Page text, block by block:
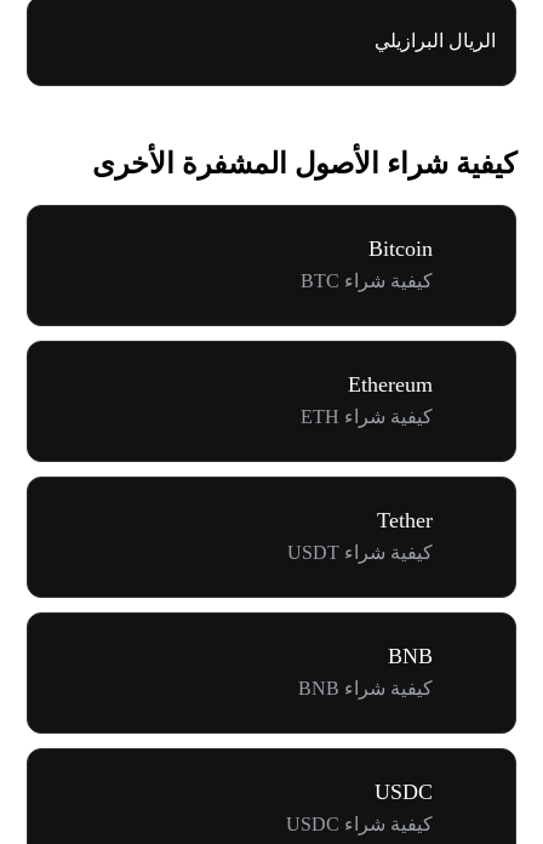
الريال البرازيلي
كيفية شراء الأصول المشفرة الأخرى
Bitcoin
كيفية شراء BTC
Ethereum
كيفية شراء ETH
Tether
كيفية شراء USDT
BNB
كيفية شراء BNB
USDC
كيفية شراء USDC